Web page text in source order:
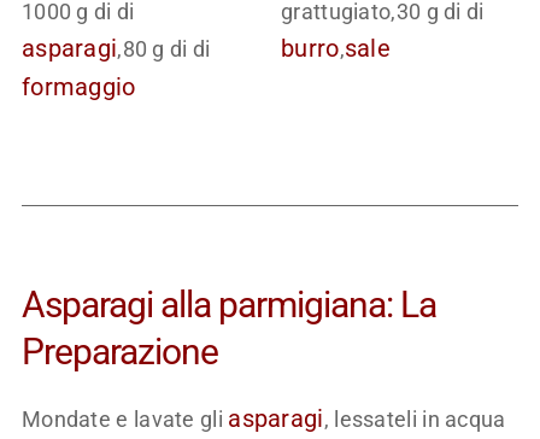
1000 g di di
asparagi,80 g di di
formaggio
grattugiato,30 g di di
burro,sale
Asparagi alla parmigiana: La
Preparazione
Mondate e lavate gli asparagi, lessateli in acqua